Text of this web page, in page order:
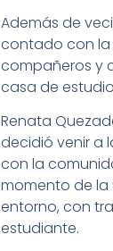
Además de
contado con la
compañeros y
casa de
Renata
decidió venir a
con la
momento de la
entorno, con
estudiante.